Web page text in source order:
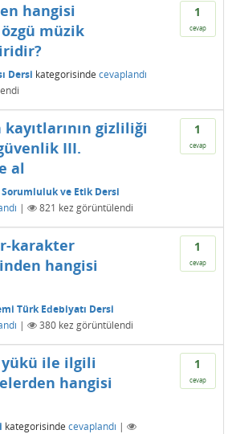
1
cevap
hangisi
müzik
Dersi kategorisinde cevaplandı
1
cevap
kayıtlarının gizliliği
III.
al
ve Etik Dersi
| 821 kez görüntülendi
1
cevap
karakter
hangisi
Türk Edebiyatı Dersi
| 380 kez görüntülendi
1
cevap
yükü ile ilgili
hangisi
kategorisinde cevaplandı |